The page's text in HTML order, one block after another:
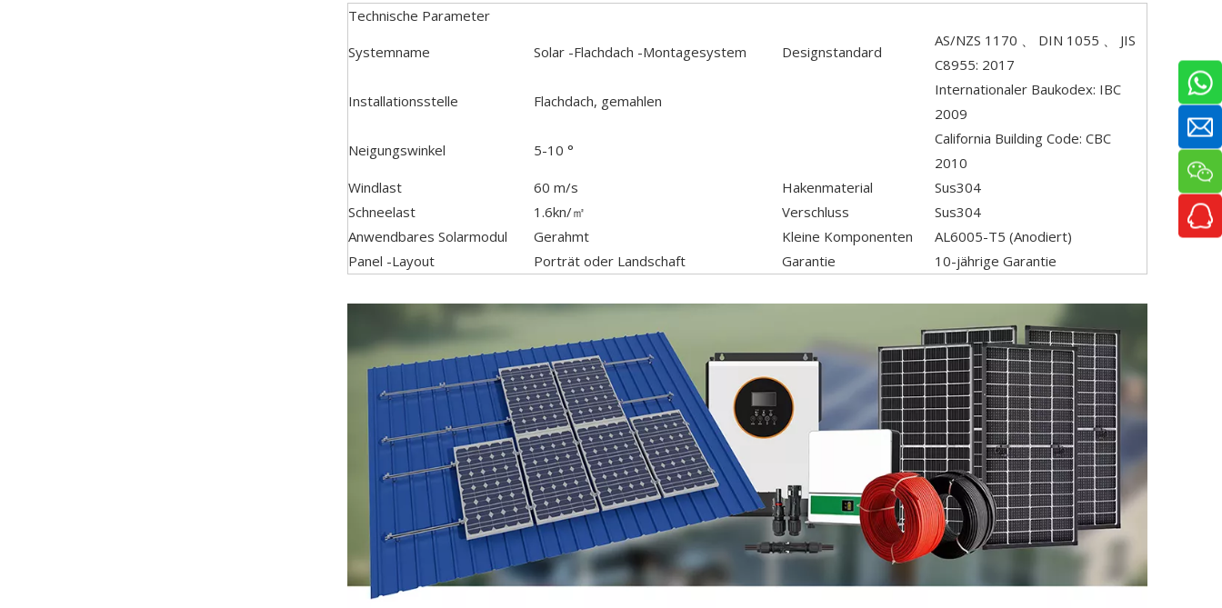
Technische Parameter
Systemname
Solar -Flachdach -Montagesystem Designstandard
AS/NZS 1170 、 DIN 1055 、 JIS
C8955: 2017
Installationsstelle
Flachdach, gemahlen
Internationaler Baukodex: IBC
2009
Neigungswinkel
5-10 °
California Building Code: CBC
2010
Windlast
60 m/s Hakenmaterial
Sus304
Schneelast
1.6kn/㎡ Verschluss
Sus304
Anwendbares Solarmodul
Gerahmt Kleine Komponenten
AL6005-T5 (Anodiert)
Panel -Layout
Porträt oder Landschaft Garantie 10-jährige Garantie